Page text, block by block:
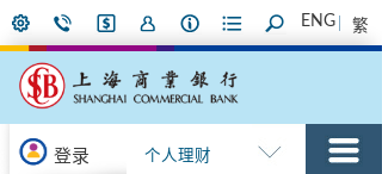
ENG 繁
登录 个人理财